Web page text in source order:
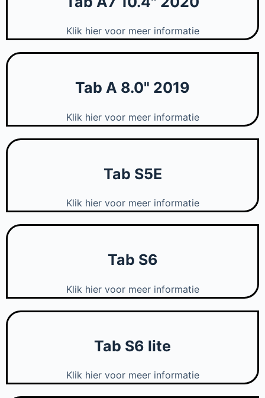
Klik hier voor meer informatie
Tab A 8.0" 2019
Klik hier voor meer informatie
Tab S5E
Klik hier voor meer informatie
Tab S6
Klik hier voor meer informatie
Tab S6 lite
Klik hier voor meer informatie